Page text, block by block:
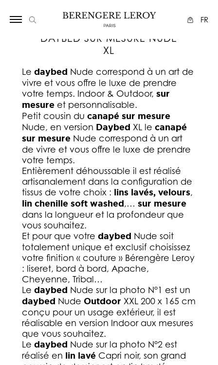
FR
DAYBED SUR MESURE NUDE
XL
Le daybed Nude correspond à un art de
vivre et vous offre le luxe de prendre
votre temps. Indoor & Outdoor, sur
mesure et personnalisable.
Petit cousin du canapé sur mesure
Nude, en version Daybed XL le canapé
sur mesureNude correspond à un art
de vivre et vous offre le luxe de prendre
votre temps.
Entièrement déhoussable il est réalisé
artisanalement dans la configuration de
tissus de votre choix : lins lavés, velours,
lin chenille soft washed,… sur mesure
dans la longueur et la profondeur que
vous souhaitez.
Et pour que votre daybed Nude soit
totalement unique et exclusif choisissez
votre finition « couture » Bérengère Leroy
: liseret, bord à bord, Apache,
Cheyenne, Tribal…
Le daybed Nude sur la photo N°1 est un
daybed Nude Outdoor XXL 200 x 165 cm
conçu pour un usage extérieur, il est
réalisable en version Indoor aux mesures
que vous souhaitez.
Le daybed Nude sur la photo N°2 est
réalisé en lin lavéCapri noir, son grand